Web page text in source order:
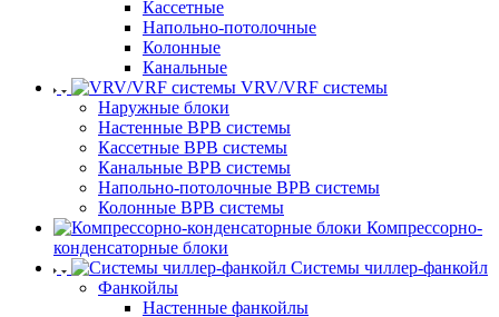
Кассетные
Напольно-потолочные
Колонные
Канальные
VRV/VRF системы
Наружные блоки
Настенные ВРВ системы
Кассетные ВРВ системы
Канальные ВРВ системы
Напольно-потолочные ВРВ системы
Колонные ВРВ системы
Компрессорно-
конденсаторные блоки
Системы чиллер-фанкойл
Фанкойлы
Настенные фанкойлы